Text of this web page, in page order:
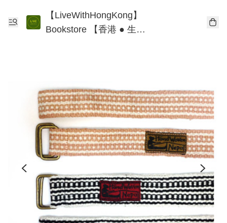
【LiveWithHongKong】
Bookstore 【香港 ● 生